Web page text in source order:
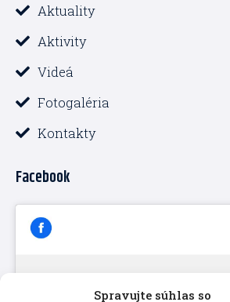
Spravujte súhlas so
f
Aktuality
Aktivity
Videá
Fotogaléria
Kontakty
Facebook